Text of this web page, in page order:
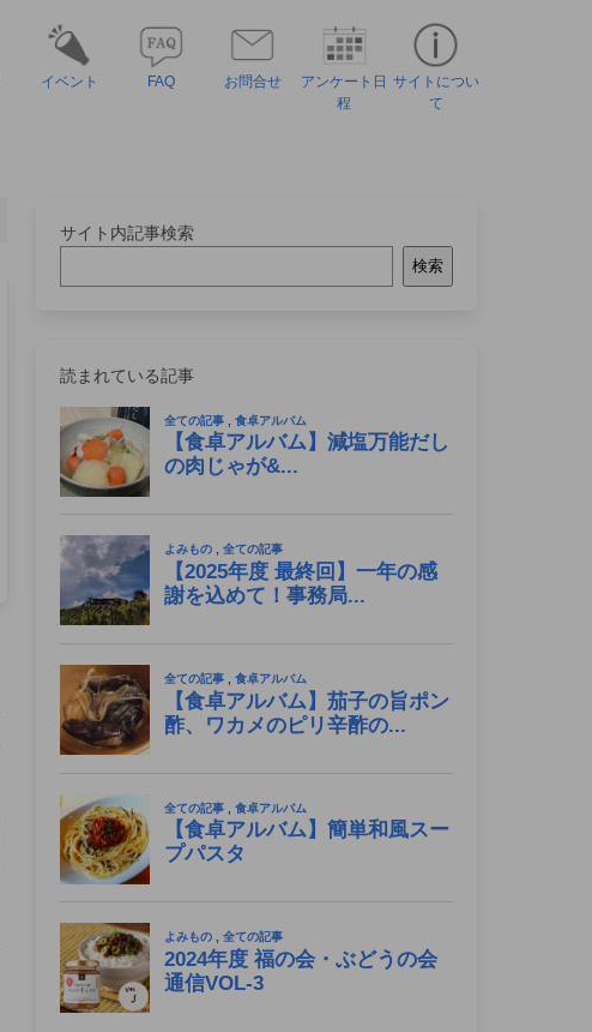
イベント FAQ お問合せ
アンケート日
程
サイトについ
て
サイト内記事検索
検索
読まれている記事